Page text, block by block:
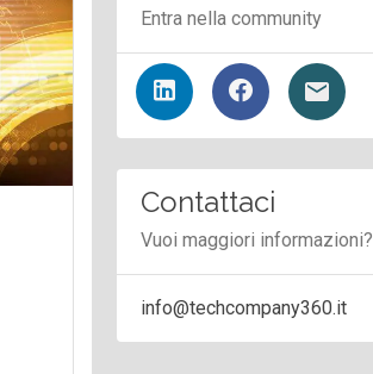
Entra nella community
Contattaci
Vuoi maggiori informazioni?
info@techcompany360.it